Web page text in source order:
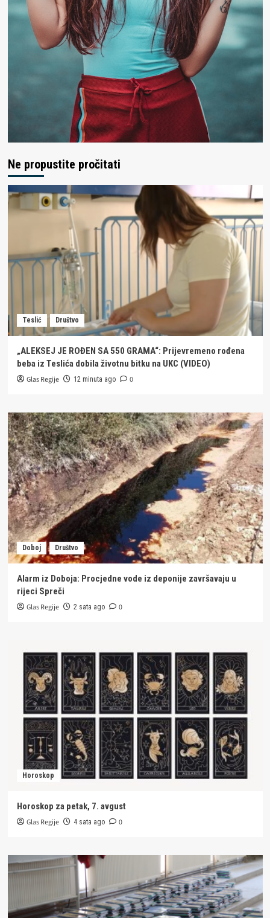
Ne propustite pročitati
Teslić Društvo
„ALEKSEJ JE ROĐEN SA 550 GRAMA“: Prijevremeno rođena
beba iz Teslića dobila životnu bitku na UKC (VIDEO)
Glas Regije 12 minuta ago 0
Doboj Društvo
Alarm iz Doboja: Procjedne vode iz deponije završavaju u
rijeci Spreči
Glas Regije 2 sata ago 0
Horoskop
Horoskop za petak, 7. avgust
Glas Regije 4 sata ago 0